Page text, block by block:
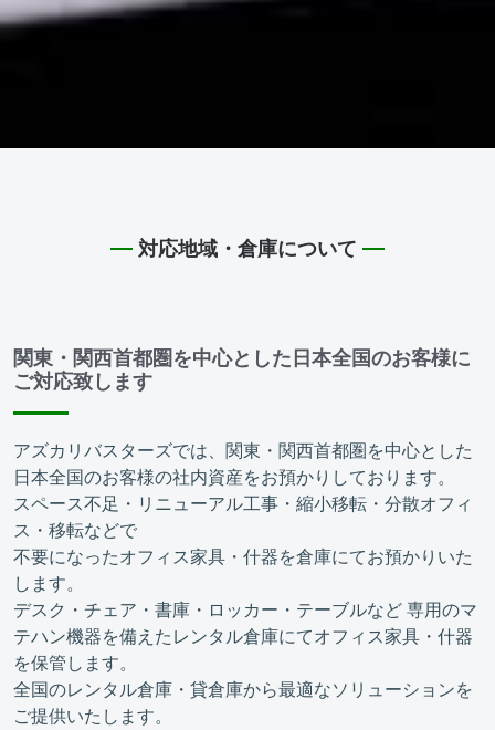
対応地域・倉庫について
関東・関西首都圏を中心とした日本全国のお客様に
ご対応致します
アズカリバスターズでは、関東・関西首都圏を中心とした
日本全国のお客様の社内資産をお預かりしております。
スペース不足・リニューアル工事・縮小移転・分散オフィ
ス・移転などで
不要になったオフィス家具・什器を倉庫にてお預かりいた
します。
デスク・チェア・書庫・ロッカー・テーブルなど 専用のマ
テハン機器を備えたレンタル倉庫にてオフィス家具・什器
を保管します。
全国のレンタル倉庫・貸倉庫から最適なソリューションを
ご提供いたします。